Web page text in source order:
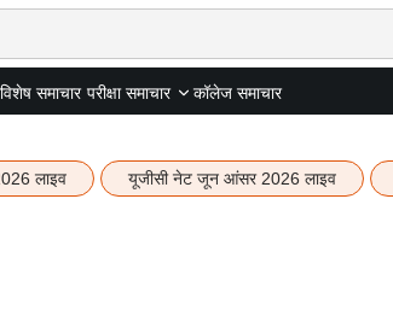
विशेष समाचार परीक्षा समाचार कॉलेज समाचार
लाइव यूजीसी नेट जून आंसर 2026 लाइव